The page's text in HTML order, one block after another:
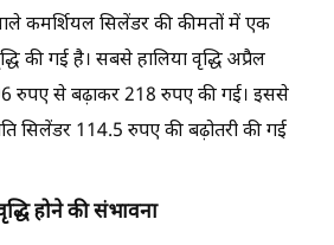
कमर्शियल सिलेंडर की कीमतों में एक
की गई है। सबसे हालिया वृद्धि अप्रैल
रुपए से बढ़ाकर 218 रुपए की गई। इससे
सिलेंडर 114.5 रुपए की बढ़ोतरी की गई
होने की संभावना